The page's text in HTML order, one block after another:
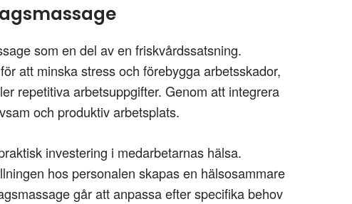
som en del av en friskvårdssatsning.
att minska stress och förebygga arbetsskador,
repetitiva arbetsuppgifter. Genom att integrera
och produktiv arbetsplats.
investering i medarbetarnas hälsa.
hos personalen skapas en hälsosammare
går att anpassa efter specifika behov